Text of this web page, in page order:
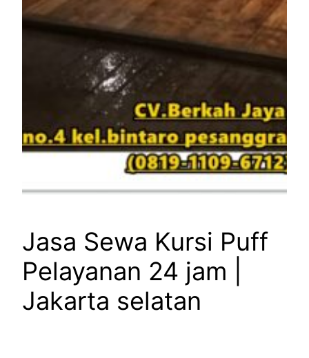
Jasa Sewa Kursi Puff
Pelayanan 24 jam |
Jakarta selatan